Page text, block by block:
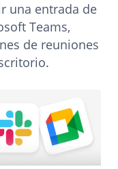
una entrada de
Teams,
de reuniones